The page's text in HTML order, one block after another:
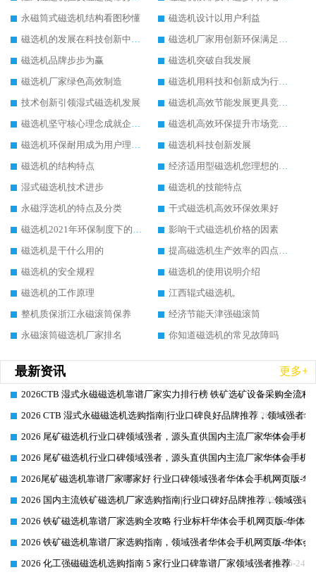
永磁筒式磁选机结构看图秒懂
磁选机设计以用户利益
磁选机的发展在科技创新中成为焦点
磁选机厂家用创新环保满足市发展
磁选机品牌步步为赢
磁选机突破自我发展
磁选机厂家绿色高效制造
磁选机用科技和创新成为行业中的顶梁柱
技术创新引领湿式磁选机发展
磁选机高效节能发展更具竞争力
磁选机坚守核心理念成就企业辉煌
磁选机高效环保提升市场竞争力
磁选机环保耐用成为用户理想选择
磁选机科技创新发展
磁选机的结构特点
经济适用型磁选机您理想的选择
湿式磁选机技术进步
磁选机的技能特点
永磁浮选机的特点及分类
干式磁选机高效环保效果好
磁选机2021年环保制度下的发展出路
影响干式磁选机价格的因素
磁选机是干什么用的
提高磁选机生产效率的四点方法
磁选机的安全规程
磁选机的使用说明介绍
磁选机的工作原理
江西辊式磁选机,
整机质保浙江永磁滚筒保养
经济节能天津强磁滚筒
永磁滚筒磁选机厂家排名
你知道磁选机的常见故障吗
最新资讯 更多+
2026-06-25
2026CTB 湿式永磁磁选机靠谱厂家实力排行榜 铁矿选矿设备采购全流程
2026-06-25
2026 CTB 湿式永磁磁选机选购指南|行业口碑良好品牌推荐，领域强者
2026-06-25
2026 尾矿磁选机行业口碑领域强者，源头直供国内主流厂家华体会手机
2026-06-25
2026 尾矿磁选机行业口碑领域强者，源头直供国内主流厂家华体会手机
2026-06-25
2026尾矿磁选机靠谱厂家哪家好 行业口碑领域强者华体会手机网页版-华
2026-06-25
2026 国内主流铁矿磁选机厂家选购指南|行业口碑好品牌推荐，领域强者
2026-06-25
2026 铁矿磁选机靠谱厂家选购全攻略 行业标杆华体会手机网页版-华体
2026-06-25
2026 铁矿磁选机靠谱厂家选购指南，领域强者华体会手机网页版-华体会
2026-06-24
2026 化工强磁磁选机选购指南 5 家行业口碑靠谱厂家领域强者推荐